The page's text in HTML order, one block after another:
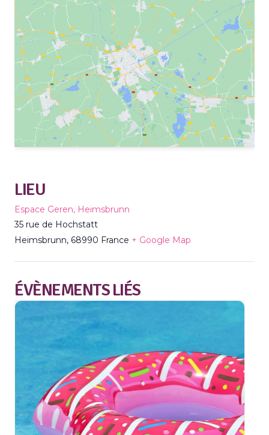
LIEU
Espace Geren, Heimsbrunn
35 rue de Hochstatt
Heimsbrunn, 68990 France + Google Map
ÉVÈNEMENTS LIÉS